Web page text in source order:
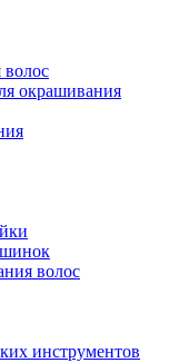
окрашивания
волос
инструментов